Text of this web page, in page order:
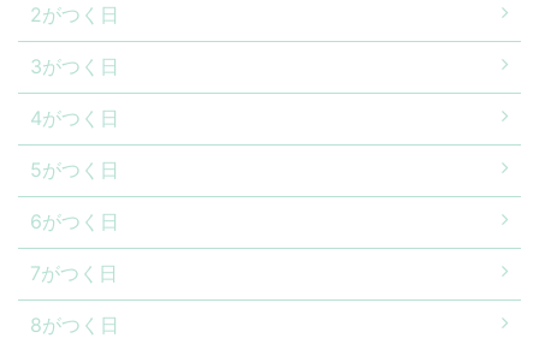
2がつく日
3がつく日
4がつく日
5がつく日
6がつく日
7がつく日
8がつく日